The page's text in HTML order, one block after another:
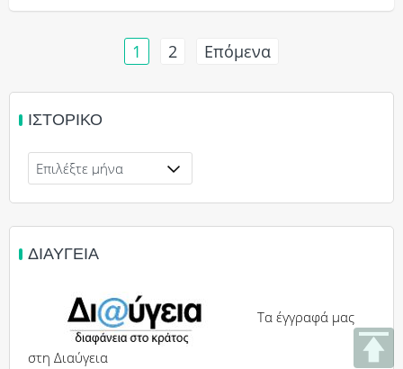
Σελιδοποίηση
1 2 Επόμενα
ΙΣΤΟΡΙΚΌ
Ιστορικό
ΔΙΑΎΓΕΙΑ
Τα έγγραφά μας
στη Διαύγεια